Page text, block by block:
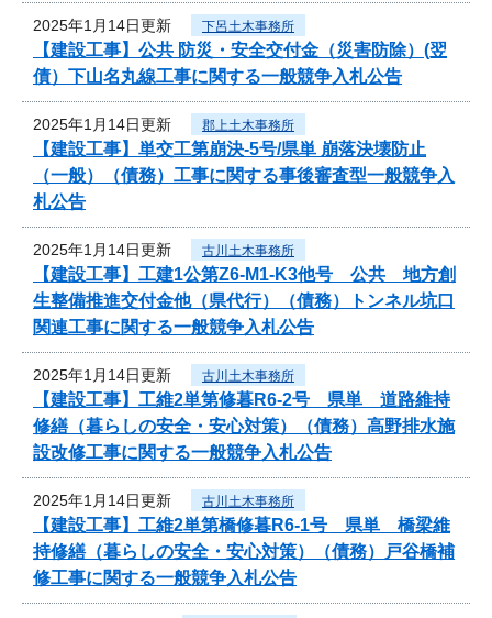
2025年1月14日更新 下呂土木事務所
【建設工事】公共 防災・安全交付金（災害防除）(翌
債）下山名丸線工事に関する一般競争入札公告
2025年1月14日更新 郡上土木事務所
【建設工事】単交工第崩決-5号/県単 崩落決壊防止
（一般）（債務）工事に関する事後審査型一般競争入
札公告
2025年1月14日更新 古川土木事務所
【建設工事】工建1公第Z6-M1-K3他号 公共 地方創
生整備推進交付金他（県代行）（債務）トンネル坑口
関連工事に関する一般競争入札公告
2025年1月14日更新 古川土木事務所
【建設工事】工維2単第修暮R6-2号 県単 道路維持
修繕（暮らしの安全・安心対策）（債務）高野排水施
設改修工事に関する一般競争入札公告
2025年1月14日更新 古川土木事務所
【建設工事】工維2単第橋修暮R6-1号 県単 橋梁維
持修繕（暮らしの安全・安心対策）（債務）戸谷橋補
修工事に関する一般競争入札公告